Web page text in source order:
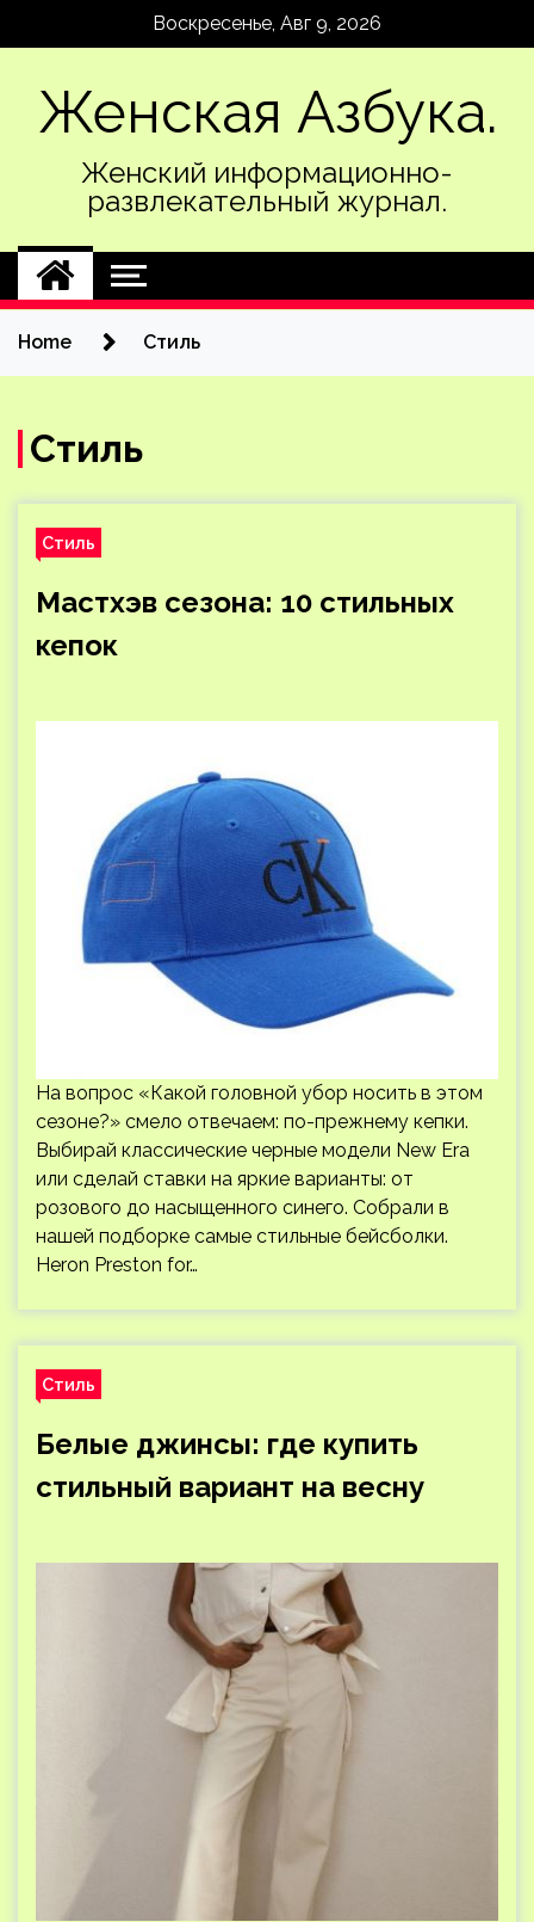
Воскресенье, Авг 9, 2026
Женская Азбука.
Женский информационно-
развлекательный журнал.
Home Стиль
Стиль
Стиль
Мастхэв сезона: 10 стильных
кепок
На вопрос «Какой головной убор носить в этом
сезоне?» смело отвечаем: по-прежнему кепки.
Выбирай классические черные модели New Era
или сделай ставки на яркие варианты: от
розового до насыщенного синего. Собрали в
нашей подборке самые стильные бейсболки.
Heron Preston for…
Стиль
Белые джинсы: где купить
стильный вариант на весну